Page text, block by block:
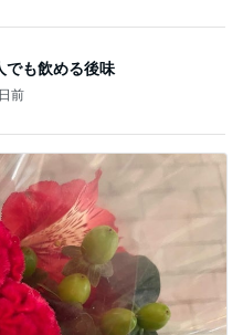
でも飲める後味
前